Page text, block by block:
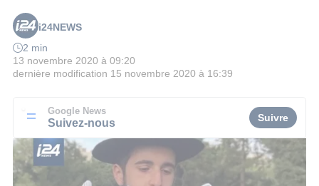
i24NEWS
2 min
13 novembre 2020 à 09:20
dernière modification 15 novembre 2020 à 16:39
Google News
Suivez-nous Suivre